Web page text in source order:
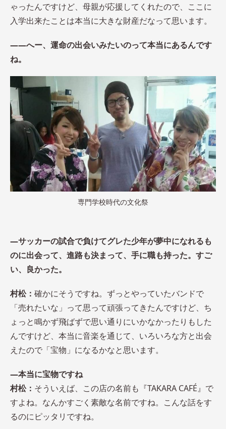
ゃったんですけど、母親が応援してくれたので、ここに
入学出来たことは本当に大きな財産だなって思います。
――へー、運命の出会いみたいのって本当にあるんです
ね。
専門学校時代の文化祭
―サッカーの試合で負けてグレた少年が夢中になれるも
のに出会って、進路も決まって、手に職も持った。すご
い、良かった。
村松： 確かにそうですね。ずっとやっていたバンドで
「売れたいな」って思って頑張ってきたんですけど、ち
ょっと鳴かず飛ばずで思い通りにいかなかったりもした
んですけど、本当に音楽を通じて、いろいろな方と出会
えたので「宝物」になるかなと思います。
―本当に宝物ですね
村松： そういえば、この店の名前も『TAKARA CAFÉ』で
すよね。なんかすごく素敵な名前ですね。こんな話をす
るのにピッタリですね。